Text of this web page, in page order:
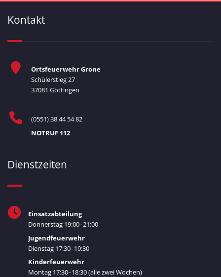
Kontakt
Ortsfeuerwehr Grone
Schülerstieg 27
37081 Göttingen
(0551) 38 44 54 82
NOTRUF 112
Dienstzeiten
Einsatzabteilung
Donnerstag 19:00–21:00
Jugendfeuerwehr
Dienstag 17:30–19:30
Kinderfeuerwehr
Montag 17:30–18:30 (alle zwei Wochen)